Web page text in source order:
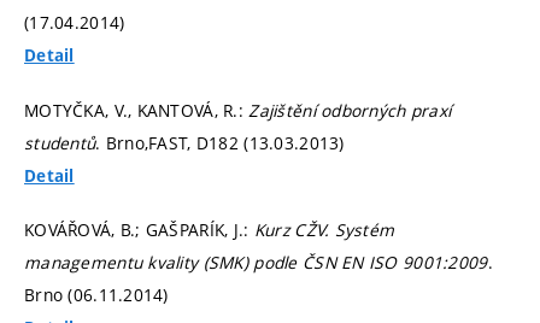
(17.04.2014)
Detail
MOTYČKA, V., KANTOVÁ, R.: Zajištění odborných praxí
studentů. Brno,FAST, D182 (13.03.2013)
Detail
KOVÁŘOVÁ, B.; GAŠPARÍK, J.: Kurz CŽV. Systém
managementu kvality (SMK) podle ČSN EN ISO 9001:2009.
Brno (06.11.2014)